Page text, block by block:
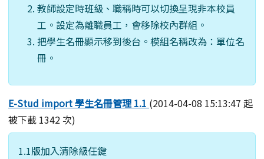
教師設定時班級、職稱時可以切換呈現非本校員
工。設定為離職員工，會移除校內群組。
把學生名冊顯示移到後台。模組名稱改為：單位名
冊。
E-Stud import 學生名冊管理 1.1 (2014-04-08 15:13:47 起
被下載 1342 次)
1.1版加入清除級任鍵